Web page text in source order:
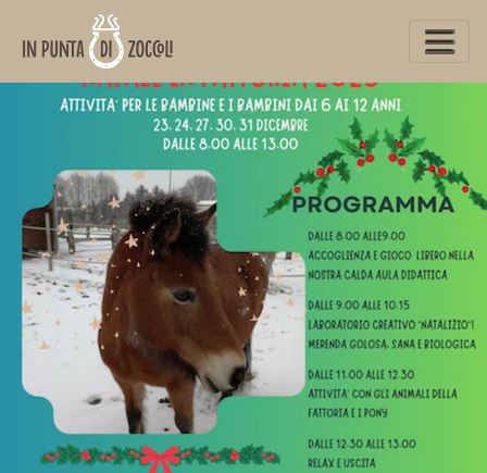
www.inpuntadizoccoli.it